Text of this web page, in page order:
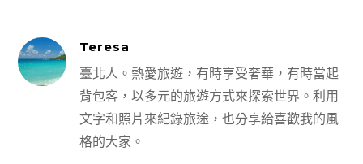
Teresa
臺北人。熱愛旅遊，有時享受奢華，有時當起
背包客，以多元的旅遊方式來探索世界。利用
文字和照片來紀錄旅途，也分享給喜歡我的風
格的大家。